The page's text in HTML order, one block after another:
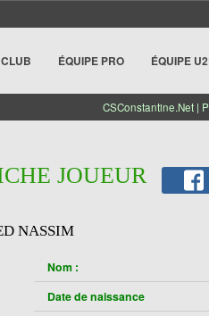
CLUB ÉQUIPE PRO ÉQUIPE
CSConstantine.Net |
JOUEUR
NASSIM
Nom :
Date de naissance